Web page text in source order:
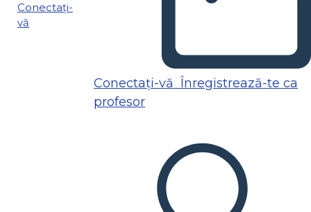
Conectați-
vă
Conectați-vă Înregistrează-te ca
profesor